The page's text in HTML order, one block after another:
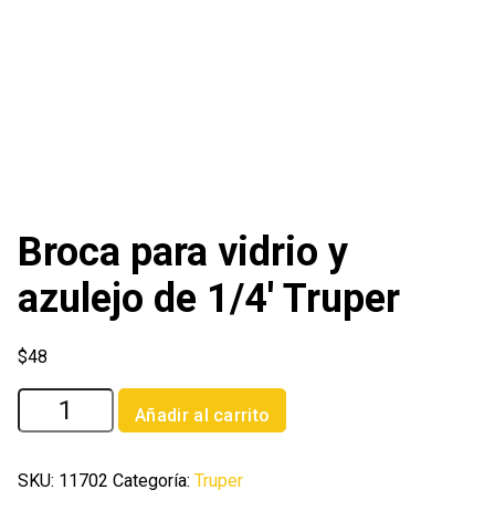
Broca para vidrio y
azulejo de 1/4′ Truper
$48
Broca
para
y
Añadir al carrito
SKU: 11702 Categoría: Truper